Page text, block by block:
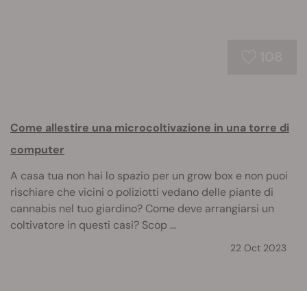
Come allestire una microcoltivazione in una torre di
computer
A casa tua non hai lo spazio per un grow box e non puoi
rischiare che vicini o poliziotti vedano delle piante di
cannabis nel tuo giardino? Come deve arrangiarsi un
coltivatore in questi casi? Scop ...
22 Oct 2023